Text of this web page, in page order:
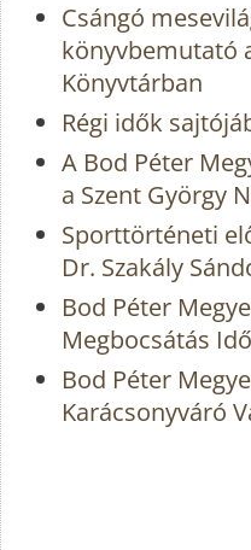
Csángó
könyvbemutató
Könyvtárban
Régi idők
A Bod Péter
a Szent György
Sporttörténeti
Dr. Szakály
Bod Péter
Megbocsátás
Bod Péter
Karácsonyváró